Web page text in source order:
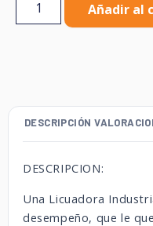
Añadir al
DESCRIPCIÓN
DESCRIPCION:
Una Licuadora
desempeño, que le